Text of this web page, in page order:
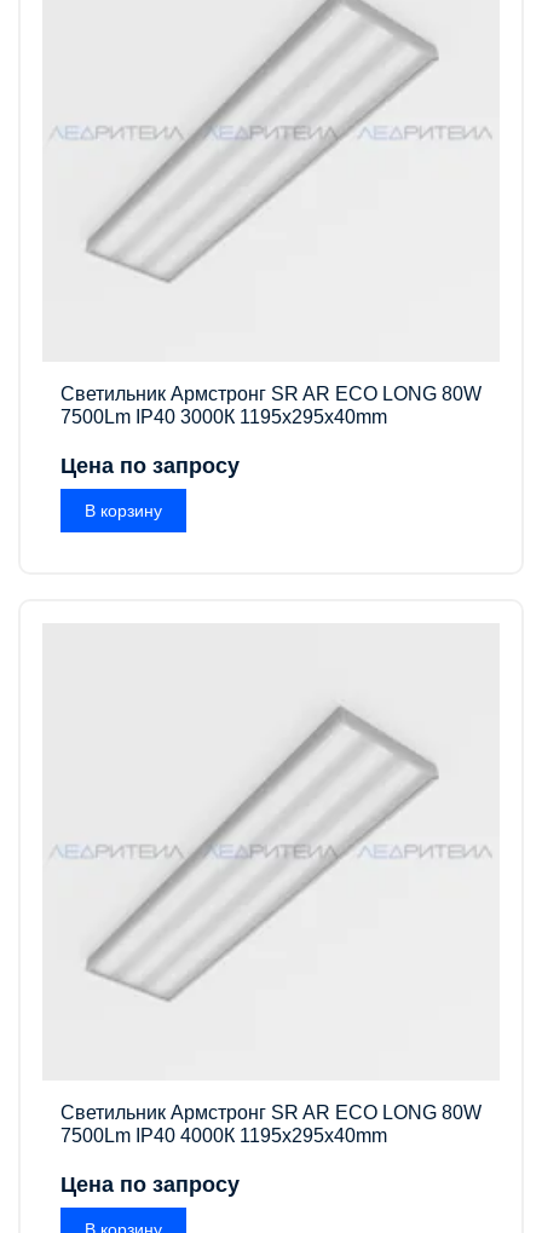
Светильник Армстронг SR AR ECO LONG 80W
7500Lm IP40 3000К 1195x295x40mm
Цена по запросу
В корзину
Светильник Армстронг SR AR ECO LONG 80W
7500Lm IP40 4000К 1195x295x40mm
Цена по запросу